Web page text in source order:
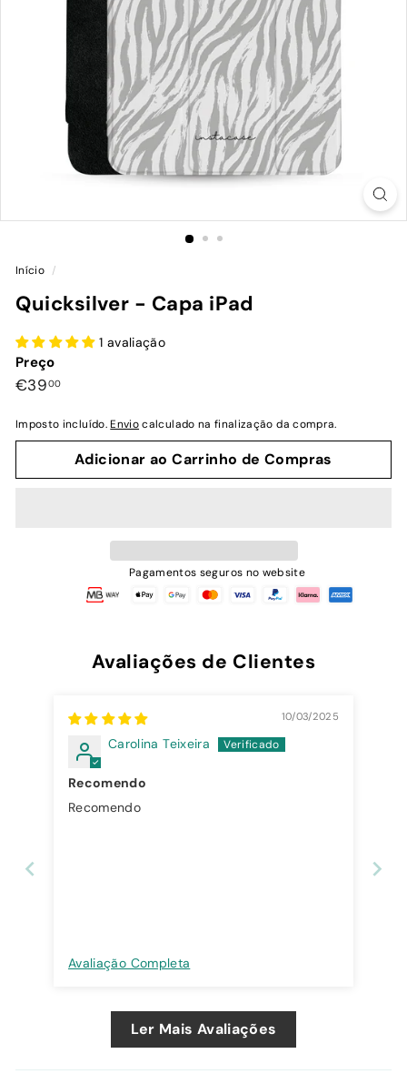
Início /
Quicksilver - Capa iPad
1 avaliação
Preço
Preço
€3900€39,00
Imposto incluído.Enviocalculado na finalização da compra.
Adicionar ao Carrinho de Compras
Pagamentos seguros no website
Avaliações de Clientes
10/03/2025
Carolina Teixeira
Recomendo
Recomendo
Avaliação Completa
Ler Mais Avaliações